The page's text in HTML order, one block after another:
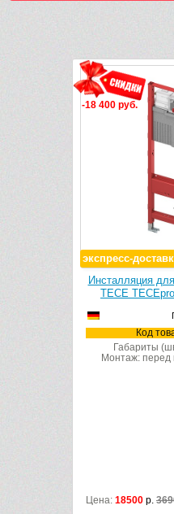
-18 400 руб.
экспресс-
Инсталляция
TECE
Код
Габариты
Монтаж: перед
Цена: 18500 р.